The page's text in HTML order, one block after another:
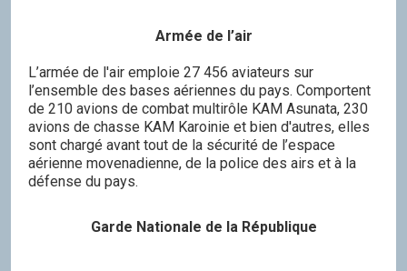
Armée de l’air
L’armée de l'air emploie 27 456 aviateurs sur
l’ensemble des bases aériennes du pays. Comportent
de 210 avions de combat multirôle KAM Asunata, 230
avions de chasse KAM Karoinie et bien d'autres, elles
sont chargé avant tout de la sécurité de l’espace
aérienne movenadienne, de la police des airs et à la
défense du pays.
Garde Nationale de la République